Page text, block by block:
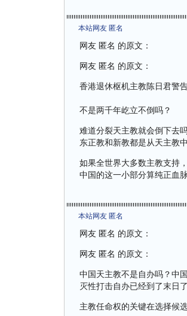
本站网友 匿名
网友 匿名 的原文：
网友 匿名 的原文：
香港退休枢机主教陈日君警
不是两千年屹立不倒吗？
难道分裂天主教就会倒下去
东正教和新教都是从天主教
如果全世界大多数主教支持
中国的这一小部分算纯正血
本站网友 匿名
网友 匿名 的原文：
网友 匿名 的原文：
中国天主教不是自办吗？中
灭性打击自办已经到了末日
主教任命权的关键在选择候